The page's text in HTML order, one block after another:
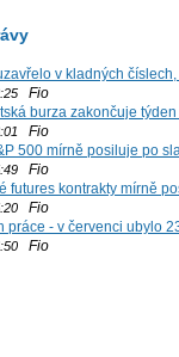
v kladných
Fio
burza zakončuje
Fio
500 mírně posiluje po
Fio
futures kontrakty mírně
Fio
práce - v červenci ubylo
Fio